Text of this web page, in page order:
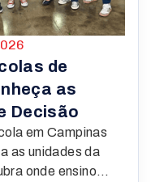
de
as
Decisão
em Campinas
as unidades da
onde ensino